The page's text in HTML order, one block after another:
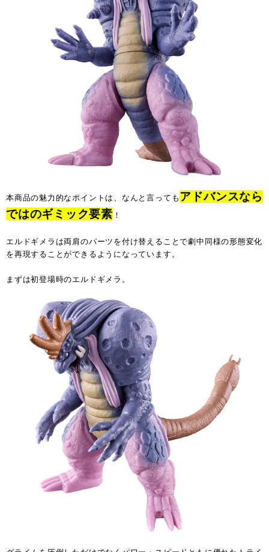
本商品の魅力的なポイントは、なんと言っても アドバンスなら
ではのギミック要素 ！
エルドギメラは両肩のパーツを付け替えることで劇中同様の形態変化
を再現することができるようになっています。
まずは初登場時のエルドギメラ。